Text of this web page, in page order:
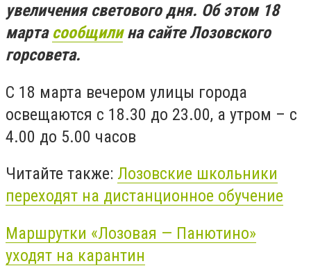
увеличения светового дня. Об этом 18
марта сообщилина сайте Лозовского
горсовета.
С 18 марта вечером улицы города
освещаются с 18.30 до 23.00, а утром – с
4.00 до 5.00 часов
Читайте также: Лозовские школьники
переходят на дистанционное обучение
Маршрутки «Лозовая — Панютино»
уходят на карантин